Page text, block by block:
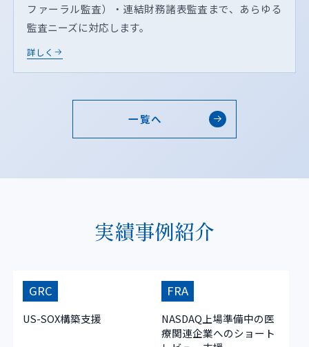
ファーラル監査）・連結財務諸表監査まで、あらゆる
監査ニーズに対応します。
詳しく
一覧へ
実績事例紹介
GRC
US-SOX構築支援
FRA
NASDAQ上場準備中の医
療関連企業へのショート